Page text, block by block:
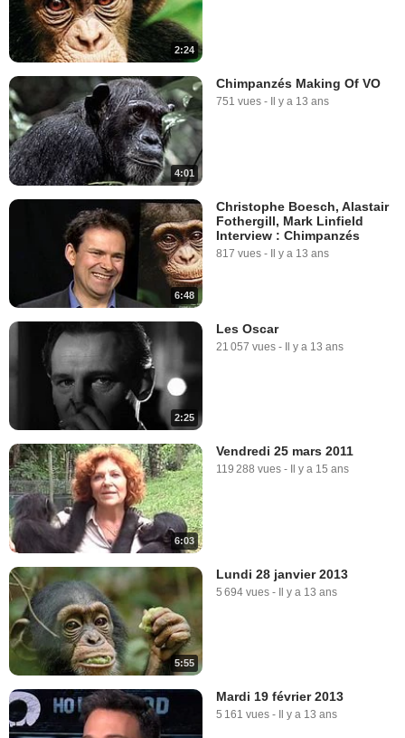
2:24
4:01
Chimpanzés Making Of VO
751 vues - Il y a 13 ans
6:48
Christophe Boesch, Alastair
Fothergill, Mark Linfield
Interview : Chimpanzés
817 vues - Il y a 13 ans
2:25
Les Oscar
21 057 vues - Il y a 13 ans
6:03
Vendredi 25 mars 2011
119 288 vues - Il y a 15 ans
5:55
Lundi 28 janvier 2013
5 694 vues - Il y a 13 ans
Mardi 19 février 2013
5 161 vues - Il y a 13 ans